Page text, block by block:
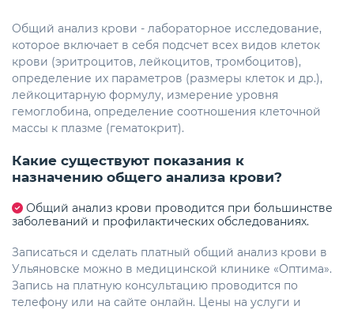
Общий анализ крови - лабораторное исследование,
которое включает в себя подсчет всех видов клеток
крови (эритроцитов, лейкоцитов, тромбоцитов),
определение их параметров (размеры клеток и др.),
лейкоцитарную формулу, измерение уровня
гемоглобина, определение соотношения клеточной
массы к плазме (гематокрит).
Какие существуют показания к
назначению общего анализа крови?
Общий анализ крови проводится при большинстве
заболеваний и профилактических обследованиях.
Записаться и сделать платный общий анализ крови в
Ульяновске можно в медицинской клинике «Оптима».
Запись на платную консультацию проводится по
телефону или на сайте онлайн. Цены на услуги и